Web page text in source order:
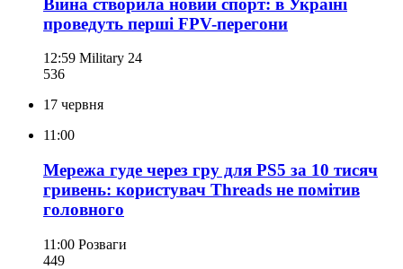
проведуть перші FPV-перегони
12:59 Military 24
536
17 червня
11:00
Мережа гуде через гру для PS5 за 10 тисяч
гривень: користувач Threads не помітив
головного
11:00 Розваги
449